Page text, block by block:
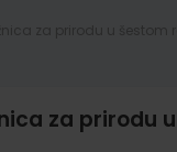
za prirodu